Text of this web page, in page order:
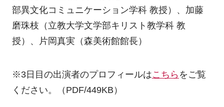
部異文化コミュニケーション学科 教授）、加藤
磨珠枝（立教大学文学部キリスト教学科 教
授）、片岡真実（森美術館館長）
※3日目の出演者のプロフィールはこちら をご覧
ください。（PDF/449KB）